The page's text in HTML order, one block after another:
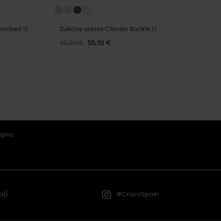
U Zuecos unisex Classic Buckle U
69,90 € 55,92 €
#CrocsSpain